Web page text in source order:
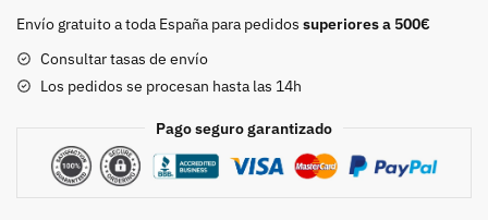
Negro
8646
cantidad
Envío gratuito a toda España para pedidos superiores a 500€
Consultar tasas de envío
Los pedidos se procesan hasta las 14h
Pago seguro garantizado